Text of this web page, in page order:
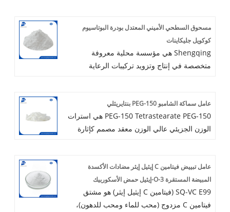
مسحوق السطحي الأميني المعتدل بودرة البوتاسيوم
كوكويل جليكاينات
Shengqing هي مؤسسة محلية معروفة
متخصصة في إنتاج وتزويد تركيبات الرعاية
Shengqing رائدة في السوق بسعرها التنافسي
ومزايا الصياغة الفريدة. تلتزم Shengqing ببناء
شراكات دائمة مع العملاء من خلال توفير منتجات
موثوقًا بحلول العناية الشخصية في السوق
الصينية من أجل المنفعة المتبادلة.
عامل سماكة الشامبو PEG-150 بنتايريثلي
PEG-150 Tetrastearate PEG-150 هي استرات
الوزن الجزيئي عالي الوزن معقد مصمم كإثارة
PENTAERYTHRITYL في كل من منتجات
الشطف والإجازة ، مع استخدام سائد في تركيبات
الشطف. لديها أداء ممتاز على زيادة اللزوجة.
عامل تبييض فيتامين C إيثيل إيثر مضادات الأكسدة
المبيضة المستقرة 3-O-إيثيل حمض الأسكوربيك
SQ-VC E99 (فيتامين C إيثيل إيثر) هو مشتق
فيتامين C مزدوج (محب للماء ومحب للدهون)،